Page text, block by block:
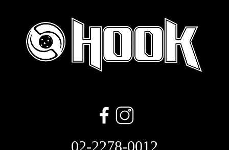
02-2278-0012